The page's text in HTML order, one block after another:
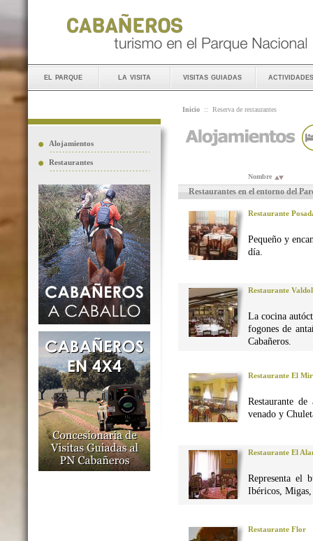
el parque la visita visitas guiadas actividades
Alojamientos
Restaurantes
Inicio :: Reserva de restaurantes
Nombre
Restaurantes en el entorno del
Restaurante
Pequeño y
día.
Restaurante
La cocina
fogones de
Cabañeros.
Restaurante El
Restaurante
venado y
Restaurante El
Representa el
Ibéricos, Migas,
Restaurante Flor